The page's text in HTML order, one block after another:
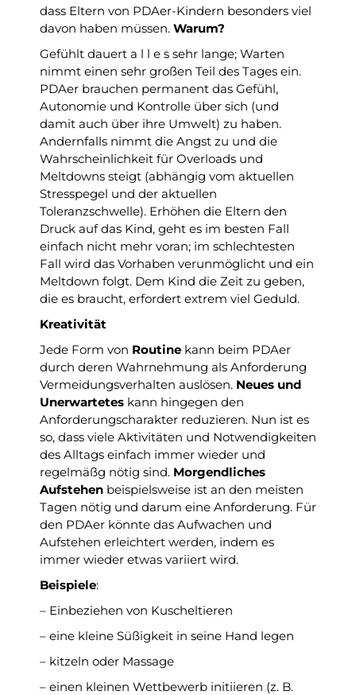
dass Eltern von PDAer-Kindern besonders viel
davon haben müssen. Warum?
Gefühlt dauert a l l e s sehr lange; Warten
nimmt einen sehr großen Teil des Tages ein.
PDAer brauchen permanent das Gefühl,
Autonomie und Kontrolle über sich (und
damit auch über ihre Umwelt) zu haben.
Andernfalls nimmt die Angst zu und die
Wahrscheinlichkeit für Overloads und
Meltdowns steigt (abhängig vom aktuellen
Stresspegel und der aktuellen
Toleranzschwelle). Erhöhen die Eltern den
Druck auf das Kind, geht es im besten Fall
einfach nicht mehr voran; im schlechtesten
Fall wird das Vorhaben verunmöglicht und ein
Meltdown folgt. Dem Kind die Zeit zu geben,
die es braucht, erfordert extrem viel Geduld.
Kreativität
Jede Form von Routine kann beim PDAer
durch deren Wahrnehmung als Anforderung
Vermeidungsverhalten auslösen. Neues und
Unerwartetes kann hingegen den
Anforderungscharakter reduzieren. Nun ist es
so, dass viele Aktivitäten und Notwendigkeiten
des Alltags einfach immer wieder und
regelmäßg nötig sind. Morgendliches
Aufstehen beispielsweise ist an den meisten
Tagen nötig und darum eine Anforderung. Für
den PDAer könnte das Aufwachen und
Aufstehen erleichtert werden, indem es
immer wieder etwas variiert wird.
Beispiele:
– Einbeziehen von Kuscheltieren
– eine kleine Süßigkeit in seine Hand legen
– kitzeln oder Massage
– einen kleinen Wettbewerb initiieren (z. B.